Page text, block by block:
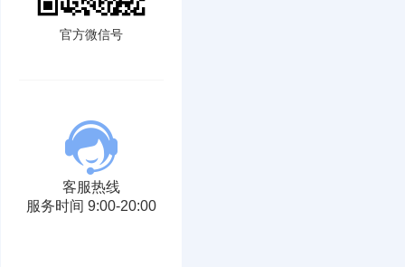
官方微信号
客服热线
服务时间 9:00-20:00